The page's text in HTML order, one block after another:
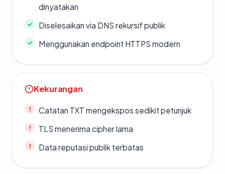
dinyatakan
Diselesaikan via DNS rekursif publik
Menggunakan endpoint HTTPS modern
Kekurangan
Catatan TXT mengekspos sedikit petunjuk
TLS menerima cipher lama
Data reputasi publik terbatas